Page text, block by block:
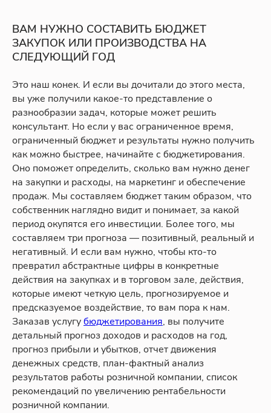
ВАМ НУЖНО СОСТАВИТЬ БЮДЖЕТ
ЗАКУПОК ИЛИ ПРОИЗВОДСТВА НА
СЛЕДУЮЩИЙ ГОД
Это наш конек. И если вы дочитали до этого места,
вы уже получили какое-то представление о
разнообразии задач, которые может решить
консультант. Но если у вас ограниченное время,
ограниченный бюджет и результаты нужно получить
как можно быстрее, начинайте с бюджетирования.
Оно поможет определить, сколько вам нужно денег
на закупки и расходы, на маркетинг и обеспечение
продаж. Мы составляем бюджет таким образом, что
собственник наглядно видит и понимает, за какой
период окупятся его инвестиции. Более того, мы
составляем три прогноза — позитивный, реальный и
негативный. И если вам нужно, чтобы кто-то
превратил абстрактные цифры в конкретные
действия на закупках и в торговом зале, действия,
которые имеют четкую цель, прогнозируемое и
предсказуемое воздействие, то вам пора к нам.
Заказав услугубюджетирования, вы получите
детальный прогноз доходов и расходов на год,
прогноз прибыли и убытков, отчет движения
денежных средств, план-фактный анализ
результатов работы розничной компании, список
рекомендаций по увеличению рентабельности
розничной компании.